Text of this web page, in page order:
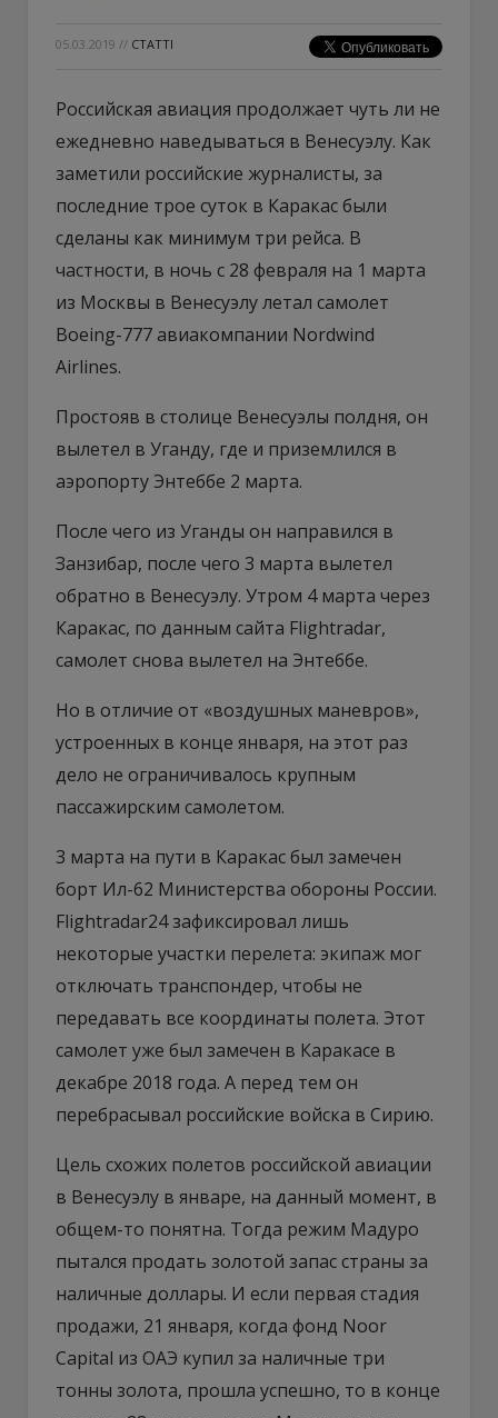
05.03.2019 // СТАТТІ
Российская авиация продолжает чуть ли не
ежедневно наведываться в Венесуэлу. Как
заметили российские журналисты, за
последние трое суток в Каракас были
сделаны как минимум три рейса. В
частности, в ночь с 28 февраля на 1 марта
из Москвы в Венесуэлу летал самолет
Boeing-777 авиакомпании Nordwind
Airlines.
Простояв в столице Венесуэлы полдня, он
вылетел в Уганду, где и приземлился в
аэропорту Энтеббе 2 марта.
После чего из Уганды он направился в
Занзибар, после чего 3 марта вылетел
обратно в Венесуэлу. Утром 4 марта через
Каракас, по данным сайта Flightradar,
самолет снова вылетел на Энтеббе.
Но в отличие от «воздушных маневров»,
устроенных в конце января, на этот раз
дело не ограничивалось крупным
пассажирским самолетом.
3 марта на пути в Каракас был замечен
борт Ил-62 Министерства обороны России.
Flightradar24 зафиксировал лишь
некоторые участки перелета: экипаж мог
отключать транспондер, чтобы не
передавать все координаты полета. Этот
самолет уже был замечен в Каракасе в
декабре 2018 года. А перед тем он
перебрасывал российские войска в Сирию.
Цель схожих полетов российской авиации
в Венесуэлу в январе, на данный момент, в
общем-то понятна. Тогда режим Мадуро
пытался продать золотой запас страны за
наличные доллары. И если первая стадия
продажи, 21 января, когда фонд Noor
Capital из ОАЭ купил за наличные три
тонны золота, прошла успешно, то в конце